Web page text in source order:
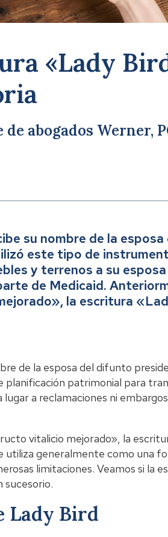
«Lady
abogados Werner,
su nombre de la
este tipo de
y terrenos a su
de Medicaid.
la escritura
de la esposa del difunto
patrimonial para
a reclamaciones ni
vitalicio mejorado», la
generalmente como una
limitaciones. Veamos si la
sucesorio.
Lady Bird